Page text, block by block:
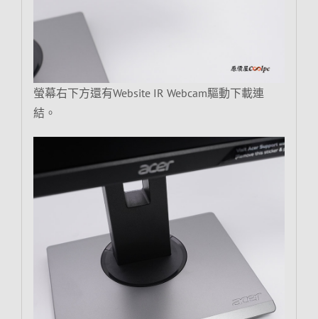
螢幕右下方還有Website IR Webcam驅動下載連
結。